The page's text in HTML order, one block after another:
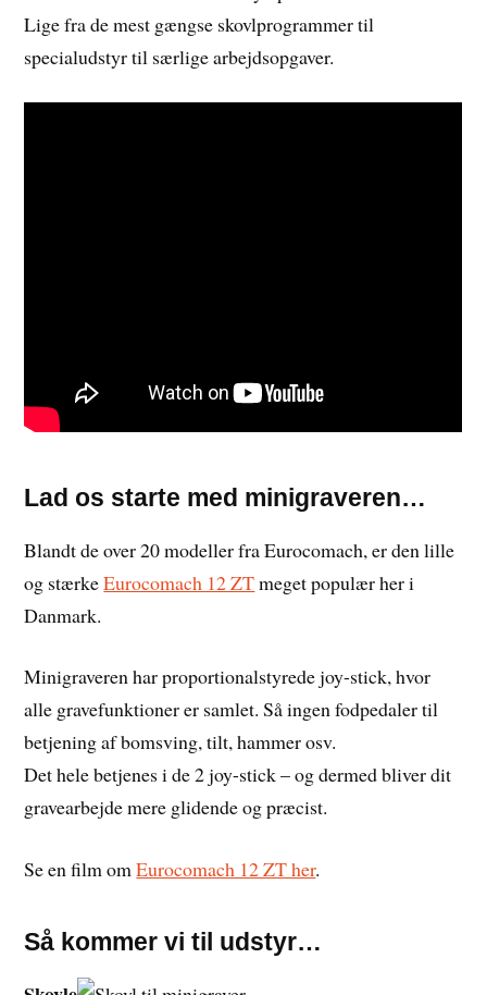
Lige fra de mest gængse skovlprogrammer til
specialudstyr til særlige arbejdsopgaver.
Lad os starte med minigraveren…
Blandt de over 20 modeller fra Eurocomach, er den lille
og stærkeEurocomach 12 ZTmeget populær her i
Danmark.
Minigraveren har proportionalstyrede joy-stick, hvor
alle gravefunktioner er samlet. Så ingen fodpedaler til
betjening af bomsving, tilt, hammer osv.
Det hele betjenes i de 2 joy-stick – og dermed bliver dit
gravearbejde mere glidende og præcist.
Se en film omEurocomach 12 ZT her.
Så kommer vi til udstyr…